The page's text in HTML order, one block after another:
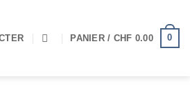
PANIER / CHF 0.00 0